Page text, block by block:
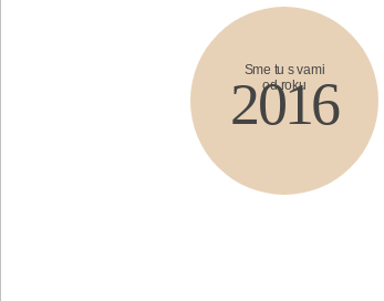
Sme tu s vami
od roku
2016